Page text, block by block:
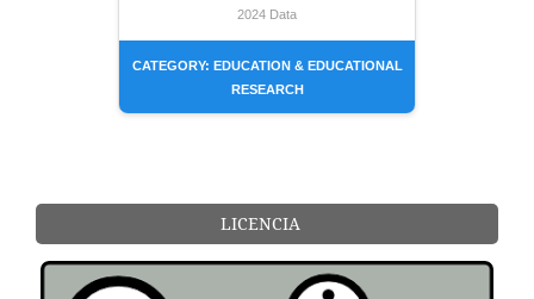
2024 Data
CATEGORY: EDUCATION & EDUCATIONAL
RESEARCH
LICENCIA